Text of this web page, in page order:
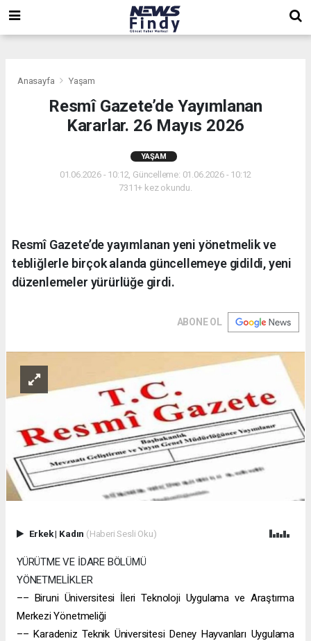
Anasayfa Yaşam
Resmî Gazete’de Yayımlanan
Kararlar. 26 Mayıs 2026
YAŞAM
01.06.2026 - 10:12, Güncelleme: 01.06.2026 - 10:12
7311+ kez okundu.
Resmî Gazete’de yayımlanan yeni yönetmelik ve
tebliğlerle birçok alanda güncellemeye gidildi, yeni
düzenlemeler yürürlüğe girdi.
ABONE OL
Erkek| Kadın (Haberi Sesli Oku)
YÜRÜTME VE İDARE BÖLÜMÜ
YÖNETMELİKLER
–– Biruni Üniversitesi İleri Teknoloji Uygulama ve Araştırma
Merkezi Yönetmeliği
–– Karadeniz Teknik Üniversitesi Deney Hayvanları Uygulama